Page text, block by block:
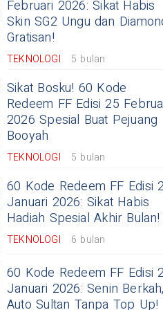
Februari 2026: Sikat Habis
Skin SG2 Ungu dan
Gratisan!
TEKNOLOGI 5 bulan
Sikat Bosku! 60 Kode
Redeem FF Edisi 25
2026 Spesial Buat Pejuang
Booyah
TEKNOLOGI 5 bulan
60 Kode Redeem FF Edisi
Januari 2026: Sikat Habis
Hadiah Spesial Akhir Bulan!
TEKNOLOGI 6 bulan
60 Kode Redeem FF Edisi
Januari 2026: Senin Berkah,
Auto Sultan Tanpa Top Up!